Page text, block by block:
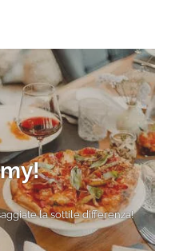
la sottile differenza!